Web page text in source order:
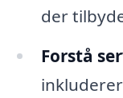
der
Forstå